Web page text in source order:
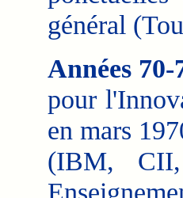
général
Années 70-
pour
en mars
(IBM, CII,